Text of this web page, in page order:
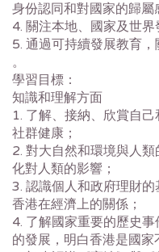
身份認同和對國家的歸屬
4. 關注本地、國家及世界
5. 通過可持續發展教育
。
學習目標：
知識和理解方面
1. 了解、接納、欣賞自
社群健康；
2. 對大自然和環境與人
化對人類的影響；
3. 認識個人和政府理財
香港在經濟上的關係；
4. 了解國家重要的歷史
的發展，明白香港是國家